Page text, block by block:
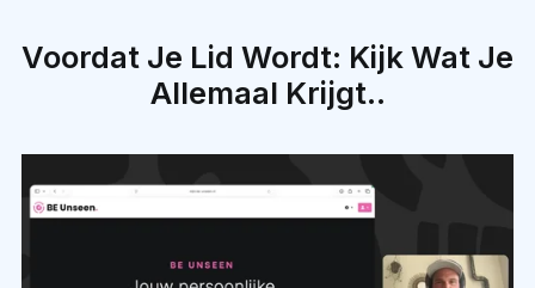
Voordat Je Lid Wordt: Kijk Wat Je
Allemaal Krijgt..